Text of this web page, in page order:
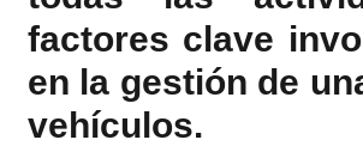
factores clave
en la gestión de
vehículos.